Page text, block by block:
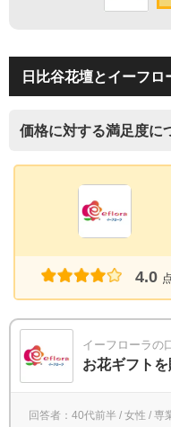
日比谷花壇とイーフロ
価格に対する満足度に
4.0
イーフローラの
お花ギフトを
回答者：40代前半 / 女性 / 専